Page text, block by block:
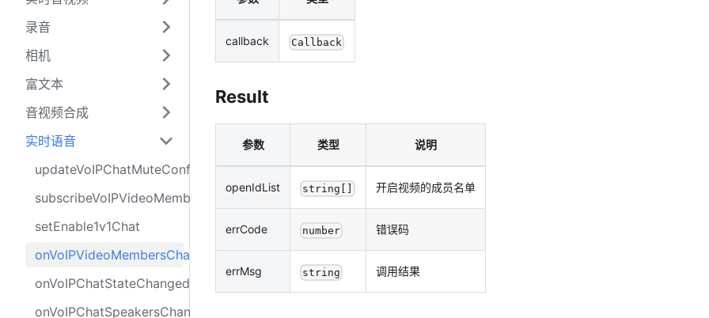
录音
相机
富文本
音视频合成
实时语音
updateVoIPChatMuteConfig
subscribeVoIPVideoMembers
setEnable1v1Chat
onVoIPVideoMembersChanged
onVoIPChatStateChanged
onVoIPChatSpeakersChanged
callback Callback
Result
参数 类型 说明
openIdList string[] 开启视频的成员名单
errCode number 错误码
errMsg string 调用结果